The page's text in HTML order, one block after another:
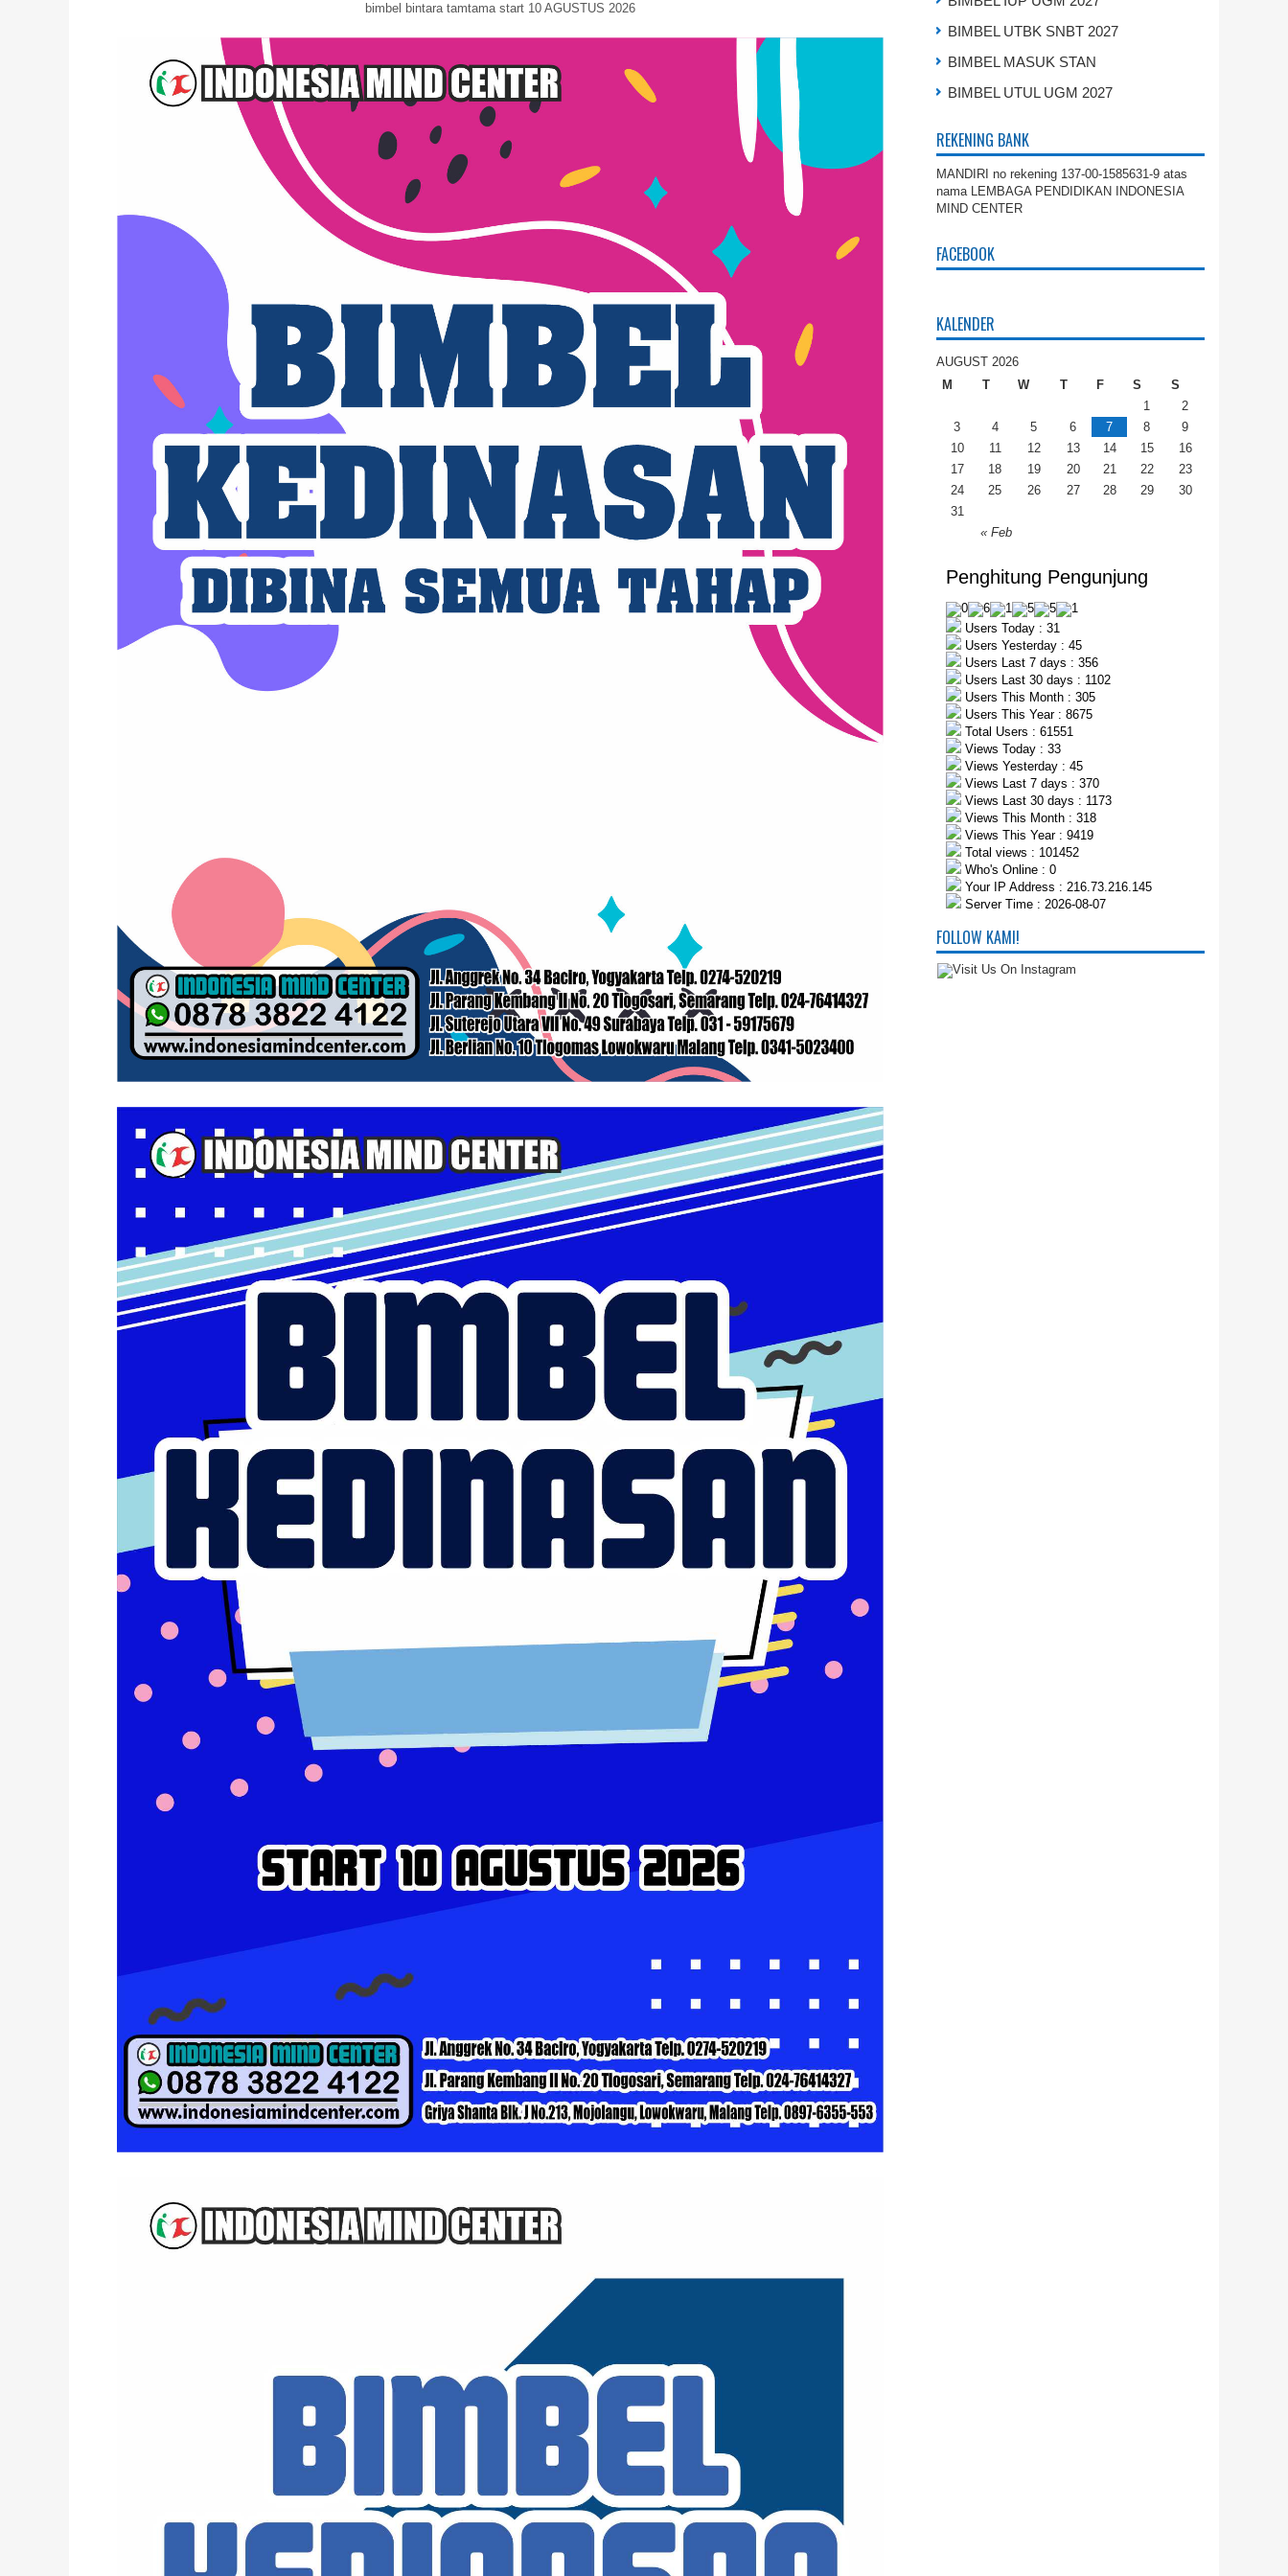
bimbel bintara tamtama start 10 AGUSTUS 2026
BIMBEL UTBK SNBT 2027
BIMBEL MASUK STAN
BIMBEL UTUL UGM 2027
REKENING BANK
MANDIRI no rekening 137-00-1585631-9 atas
nama LEMBAGA PENDIDIKAN INDONESIA
MIND CENTER
FACEBOOK
KALENDER
AUGUST 2026
M
T W T F S S
« Feb
1
2
3
4 5 6 7 8
9
10
11 12 13 14 15
16
17
18 19 20 21 22
23
24
25 26 27 28 29
30
31
Penghitung Pengunjung
Users Today : 31
Users Yesterday : 45
Users Last 7 days : 356
Users Last 30 days : 1102
Users This Month : 305
Users This Year : 8675
Total Users : 61551
Views Today : 33
Views Yesterday : 45
Views Last 7 days : 370
Views Last 30 days : 1173
Views This Month : 318
Views This Year : 9419
Total views : 101452
Who's Online : 0
Your IP Address : 216.73.216.145
Server Time : 2026-08-07
FOLLOW KAMI!